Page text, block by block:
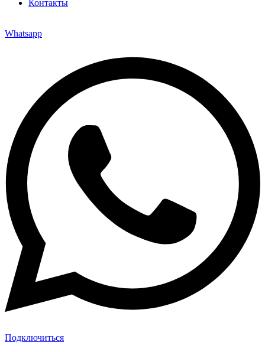
Контакты
Whatsapp
Подключиться